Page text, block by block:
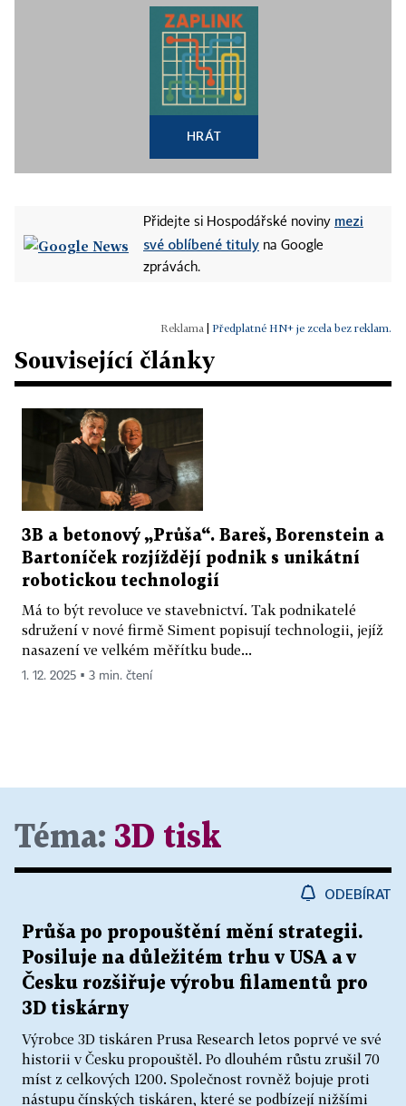
HRÁT
Přidejte si Hospodářské noviny mezi
své oblíbené tituly na Google
zprávách.
Předplatné HN+ je zcela bez reklam.
Související články
3B a betonový „Průša“. Bareš, Borenstein a
Bartoníček rozjíždějí podnik s unikátní
robotickou technologií
Má to být revoluce ve stavebnictví. Tak podnikatelé
sdružení v nové firmě Siment popisují technologii, jejíž
nasazení ve velkém měřítku bude...
1. 12. 2025 ▪ 3 min. čtení
Téma: 3D tisk
ODEBÍRAT
Průša po propouštění mění strategii.
Posiluje na důležitém trhu v USA a v
Česku rozšiřuje výrobu filamentů pro
3D tiskárny
Výrobce 3D tiskáren Prusa Research letos poprvé ve své
historii v Česku propouštěl. Po dlouhém růstu zrušil 70
míst z celkových 1200. Společnost rovněž bojuje proti
nástupu čínských tiskáren, které se podbízejí nižšími